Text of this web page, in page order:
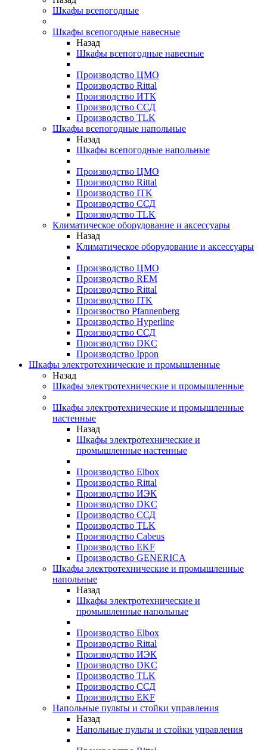
Шкафы всепогодные
Шкафы всепогодные навесные
Назад
Шкафы всепогодные навесные
Производство ЦМО
Производство Rittal
Производство ИТК
Производство ССД
Производство TLK
Шкафы всепогодные напольные
Назад
Шкафы всепогодные напольные
Производство ЦМО
Производство Rittal
Производство ITK
Производство ССД
Производство TLK
Климатическое оборудование и аксессуары
Назад
Климатическое оборудование и аксессуары
Производство ЦМО
Производство REM
Производство Rittal
Производство ITK
Произвоство Pfannenberg
Производство Hyperline
Производство ССД
Производство DKC
Производство Ippon
Шкафы электротехнические и промышленные
Назад
Шкафы электротехнические и промышленные
Шкафы электротехнические и промышленные
настенные
Назад
Шкафы электротехнические и
промышленные настенные
Производство Elbox
Производство Rittal
Производство ИЭК
Производство DKC
Производство ССД
Производство TLK
Производство Cabeus
Производство EKF
Производство GENERICA
Шкафы электротехнические и промышленные
напольные
Назад
Шкафы электротехнические и
промышленные напольные
Производство Elbox
Производство Rittal
Производство ИЭК
Производство DKC
Производство TLK
Производство ССД
Производство EKF
Напольные пульты и стойки управления
Назад
Напольные пульты и стойки управления